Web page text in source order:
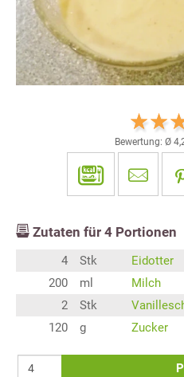
Bewertung: Ø
Zutaten für 4 Portionen
4 Stk
Eidotter
200
ml
Milch
2
Stk
120
g Zucker